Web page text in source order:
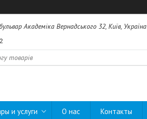
Академіка Вернадського 32, Київ, Україна
и услуги О нас Контакты